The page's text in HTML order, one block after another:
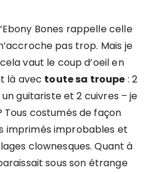
Bones rappelle celle
pas trop. Mais je
vaut le coup d’oeil en
là avec toute sa troupe : 2
guitariste et 2 cuivres – je
Tous costumés de façon
imprimés improbables et
clownesques. Quant à
sous son étrange